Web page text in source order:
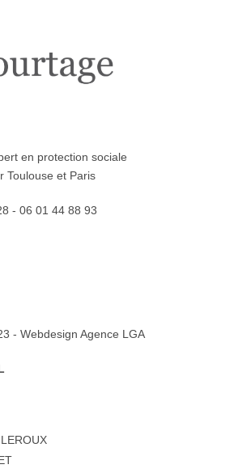
en protection sociale
Toulouse et Paris
- 06 01 44 88 93
- Webdesign Agence LGA